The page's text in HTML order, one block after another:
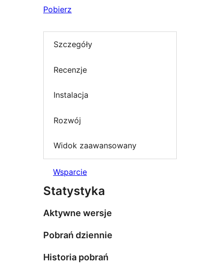
Pobierz
Szczegóły
Recenzje
Instalacja
Rozwój
Widok zaawansowany
Wsparcie
Statystyka
Aktywne wersje
Pobrań dziennie
Historia pobrań